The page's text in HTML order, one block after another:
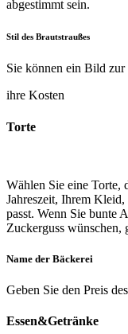
abgestimmt sein.
Stil des Brautstraußes
Sie können ein Bild
ihre Kosten
Torte
Wählen Sie eine Torte,
Jahreszeit, Ihrem
passt. Wenn Sie bunte
Zuckerguss wünschen,
Name der Bäckerei
Geben Sie den Preis
Essen&Getränke